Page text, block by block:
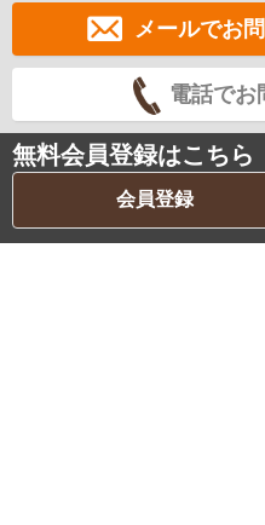
メールでお
電話でお
無料会員登録はこちら
会員登録